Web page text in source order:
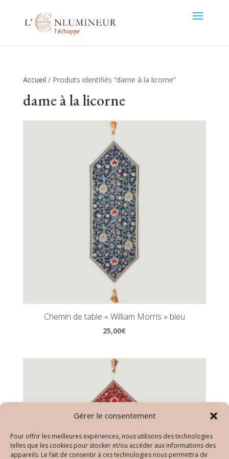
Gérer le consentement
Pour offrir les meilleures expériences, nous utilisons des technologies
telles que les cookies pour stocker et/ou accéder aux informations des
appareils. Le fait de consentir à ces technologies nous permettra de
Accueil / Produits identifiés “dame à la licorne”
dame à la licorne
Chemin de table « William Morris » bleu
25,00€